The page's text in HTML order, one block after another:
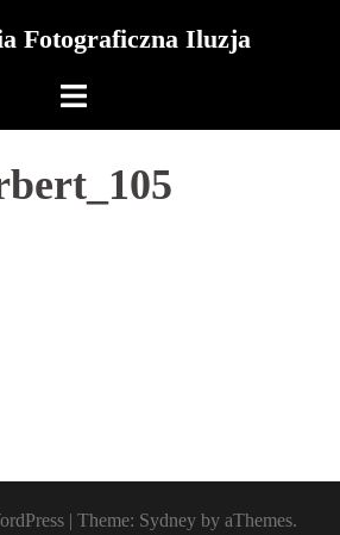
Fotograficzna Iluzja
| Theme: Sydney by aThemes.